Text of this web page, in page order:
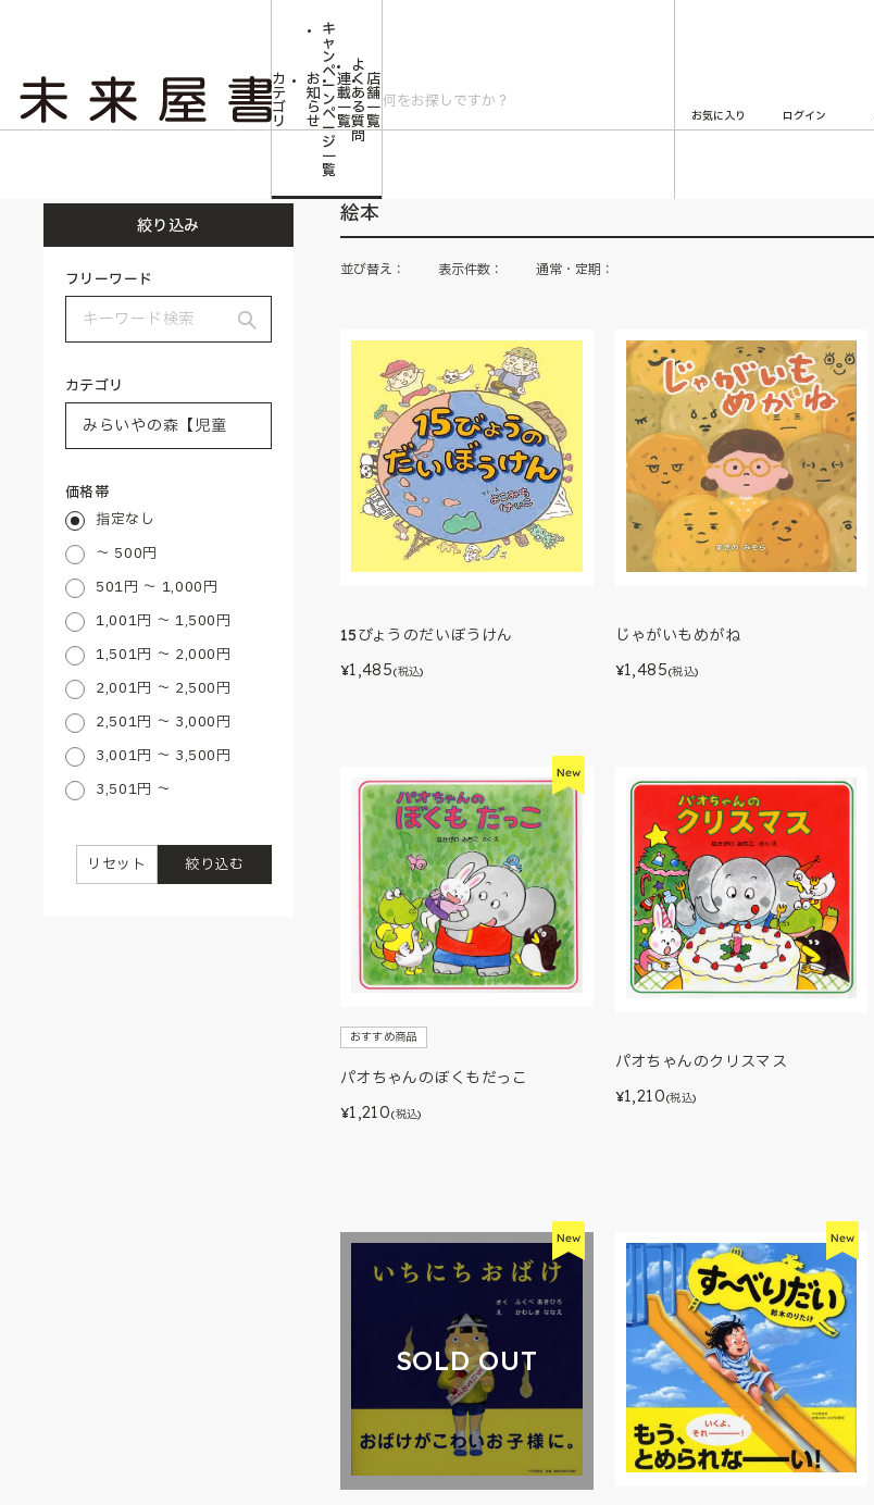
カ
テ
ゴ
リ
お
知
ら
せ
キ
ャ
ン
ペ
ー
ン
ペ
ー
ジ
一
覧
連
載
一
覧
よ
く
あ
る
質
問
店
舗
一
覧
お気に入り ログイン
絞り込み
フリーワード
カテゴリ
価格帯
指定なし
～ 500円
501円 ～ 1,000円
1,001円 ～ 1,500円
1,501円 ～ 2,000円
2,001円 ～ 2,500円
2,501円 ～ 3,000円
3,001円 ～ 3,500円
3,501円 ～
絞り込む
リセット
絵本
並び替え： 表示件数： 通常・定期：
15びょうのだいぼうけん
¥1,485(税込)
じゃがいもめがね
¥1,485(税込)
おすすめ商品
パオちゃんのぼくもだっこ
¥1,210(税込)
パオちゃんのクリスマス
¥1,210(税込)
SOLD OUT